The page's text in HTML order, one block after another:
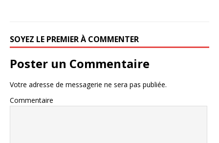
SOYEZ LE PREMIER À COMMENTER
Poster un Commentaire
Votre adresse de messagerie ne sera pas publiée.
Commentaire